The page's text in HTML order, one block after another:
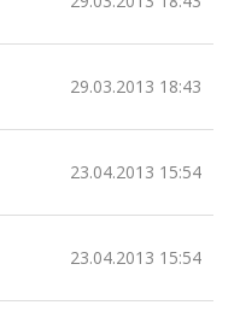
29.03.2013 18:43
23.04.2013 15:54
23.04.2013 15:54